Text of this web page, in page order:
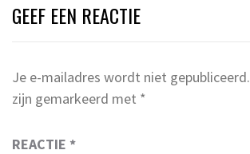
GEEF EEN REACTIE
Je e-mailadres wordt niet gepubliceerd.
zijn gemarkeerd met *
REACTIE *